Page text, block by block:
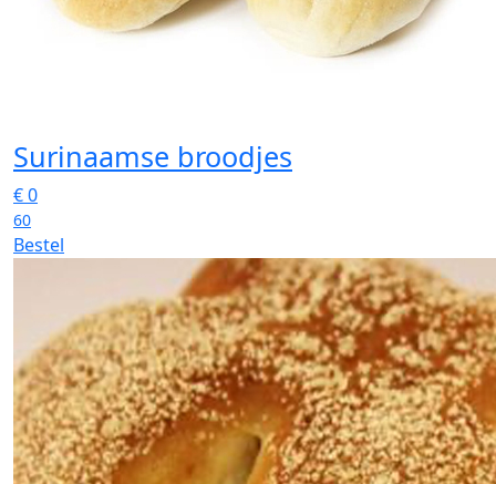
Surinaamse broodjes
€0
60
Bestel